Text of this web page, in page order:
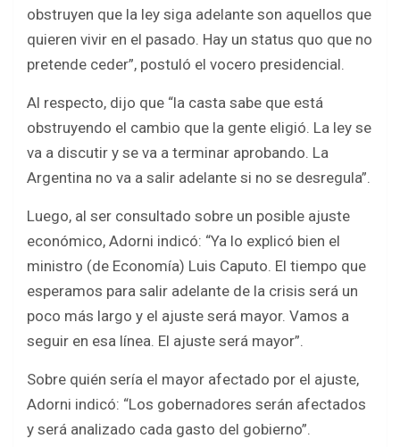
obstruyen que la ley siga adelante son aquellos que
quieren vivir en el pasado. Hay un status quo que no
pretende ceder”, postuló el vocero presidencial.
Al respecto, dijo que “la casta sabe que está
obstruyendo el cambio que la gente eligió. La ley se
va a discutir y se va a terminar aprobando. La
Argentina no va a salir adelante si no se desregula”.
Luego, al ser consultado sobre un posible ajuste
económico, Adorni indicó: “Ya lo explicó bien el
ministro (de Economía) Luis Caputo. El tiempo que
esperamos para salir adelante de la crisis será un
poco más largo y el ajuste será mayor. Vamos a
seguir en esa línea. El ajuste será mayor”.
Sobre quién sería el mayor afectado por el ajuste,
Adorni indicó: “Los gobernadores serán afectados
y será analizado cada gasto del gobierno”.